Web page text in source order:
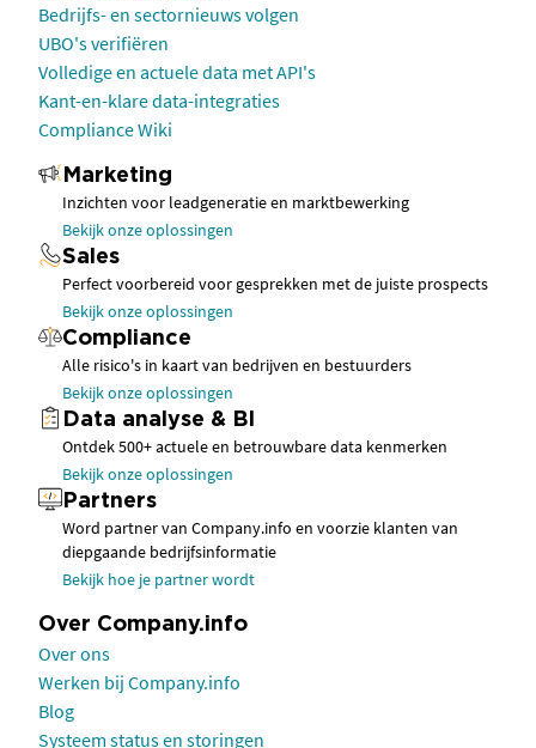
Bedrijfs- en sectornieuws volgen
UBO's verifiëren
Volledige en actuele data met API's
Kant-en-klare data-integraties
Compliance Wiki
Marketing
Inzichten voor leadgeneratie en marktbewerking
Bekijk onze oplossingen
Sales
Perfect voorbereid voor gesprekken met de juiste prospects
Bekijk onze oplossingen
Compliance
Alle risico's in kaart van bedrijven en bestuurders
Bekijk onze oplossingen
Data analyse & BI
Ontdek 500+ actuele en betrouwbare data kenmerken
Bekijk onze oplossingen
Partners
Word partner van Company.info en voorzie klanten van
diepgaande bedrijfsinformatie
Bekijk hoe je partner wordt
Over Company.info
Over ons
Werken bij Company.info
Blog
Systeem status en storingen